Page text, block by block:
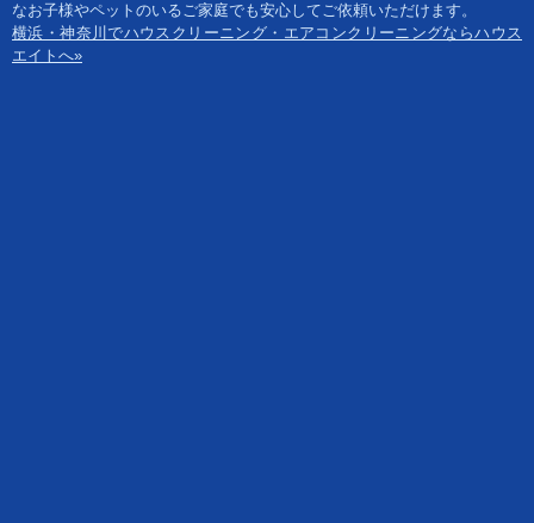
なお子様やペットのいるご家庭でも安心してご依頼いただけます。
横浜・神奈川でハウスクリーニング・エアコンクリーニングならハウス
エイトへ»